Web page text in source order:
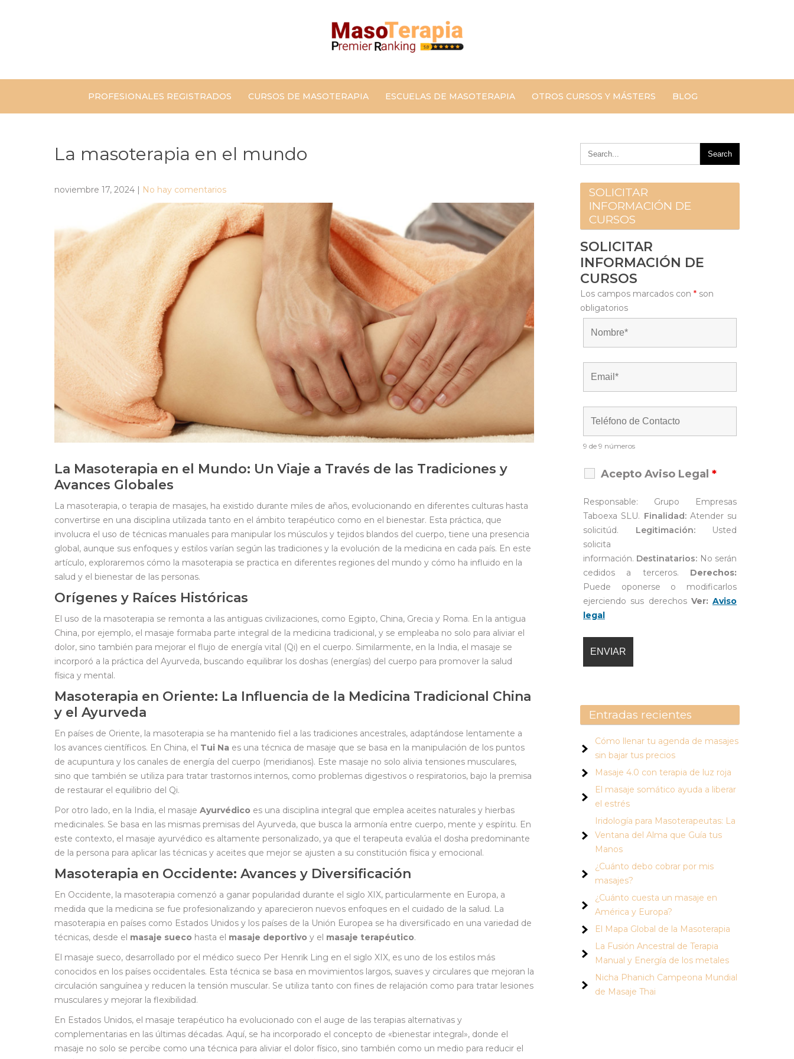
Masoterapia. Cursos de Masoterapia.
Ranking
masoterapia
PROFESIONALES REGISTRADOS CURSOS DE MASOTERAPIA ESCUELAS DE MASOTERAPIA OTROS CURSOS Y MÁSTERS BLOG
La masoterapia en el mundo
noviembre 17, 2024 | No hay comentarios
La Masoterapia en el Mundo: Un Viaje a Través de las Tradiciones y
Avances Globales
La masoterapia, o terapia de masajes, ha existido durante miles de años, evolucionando en diferentes culturas hasta
convertirse en una disciplina utilizada tanto en el ámbito terapéutico como en el bienestar. Esta práctica, que
involucra el uso de técnicas manuales para manipular los músculos y tejidos blandos del cuerpo, tiene una presencia
global, aunque sus enfoques y estilos varían según las tradiciones y la evolución de la medicina en cada país. En este
artículo, exploraremos cómo la masoterapia se practica en diferentes regiones del mundo y cómo ha influido en la
salud y el bienestar de las personas.
Orígenes y Raíces Históricas
El uso de la masoterapia se remonta a las antiguas civilizaciones, como Egipto, China, Grecia y Roma. En la antigua
China, por ejemplo, el masaje formaba parte integral de la medicina tradicional, y se empleaba no solo para aliviar el
dolor, sino también para mejorar el flujo de energía vital (Qi) en el cuerpo. Similarmente, en la India, el masaje se
incorporó a la práctica del Ayurveda, buscando equilibrar los doshas (energías) del cuerpo para promover la salud
física y mental.
Masoterapia en Oriente: La Influencia de la Medicina Tradicional China
y el Ayurveda
En países de Oriente, la masoterapia se ha mantenido fiel a las tradiciones ancestrales, adaptándose lentamente a
los avances científicos. En China, el Tui Na es una técnica de masaje que se basa en la manipulación de los puntos
de acupuntura y los canales de energía del cuerpo (meridianos). Este masaje no solo alivia tensiones musculares,
sino que también se utiliza para tratar trastornos internos, como problemas digestivos o respiratorios, bajo la premisa
de restaurar el equilibrio del Qi.
Por otro lado, en la India, el masaje Ayurvédico es una disciplina integral que emplea aceites naturales y hierbas
medicinales. Se basa en las mismas premisas del Ayurveda, que busca la armonía entre cuerpo, mente y espíritu. En
este contexto, el masaje ayurvédico es altamente personalizado, ya que el terapeuta evalúa el dosha predominante
de la persona para aplicar las técnicas y aceites que mejor se ajusten a su constitución física y emocional.
Masoterapia en Occidente: Avances y Diversificación
En Occidente, la masoterapia comenzó a ganar popularidad durante el siglo XIX, particularmente en Europa, a
medida que la medicina se fue profesionalizando y aparecieron nuevos enfoques en el cuidado de la salud. La
masoterapia en países como Estados Unidos y los países de la Unión Europea se ha diversificado en una variedad de
técnicas, desde el masaje sueco hasta el masaje deportivo y el masaje terapéutico.
El masaje sueco, desarrollado por el médico sueco Per Henrik Ling en el siglo XIX, es uno de los estilos más
conocidos en los países occidentales. Esta técnica se basa en movimientos largos, suaves y circulares que mejoran la
circulación sanguínea y reducen la tensión muscular. Se utiliza tanto con fines de relajación como para tratar lesiones
musculares y mejorar la flexibilidad.
En Estados Unidos, el masaje terapéutico ha evolucionado con el auge de las terapias alternativas y
complementarias en las últimas décadas. Aquí, se ha incorporado el concepto de «bienestar integral», donde el
masaje no solo se percibe como una técnica para aliviar el dolor físico, sino también como un medio para reducir el
SOLICITAR
INFORMACIÓN DE
CURSOS
SOLICITAR
INFORMACIÓN DE
CURSOS
Los campos marcados con * son
obligatorios
9 de 9 números
Acepto Aviso Legal *
Responsable: Grupo Empresas
Taboexa SLU. Finalidad: Atender su
solicitúd. Legitimación:
Usted
solicita
información. Destinatarios: No serán
cedidos a terceros. Derechos:
Puede oponerse o modificarlos
ejerciendo sus derechos Ver: Aviso
legal
Entradas recientes
Cómo llenar tu agenda de masajes
sin bajar tus precios
Masaje 4.0 con terapia de luz roja
El masaje somático ayuda a liberar
el estrés
Iridología para Masoterapeutas: La
Ventana del Alma que Guía tus
Manos
¿Cuánto debo cobrar por mis
masajes?
¿Cuánto cuesta un masaje en
América y Europa?
El Mapa Global de la Masoterapia
La Fusión Ancestral de Terapia
Manual y Energía de los metales
Nicha Phanich Campeona Mundial
de Masaje Thai